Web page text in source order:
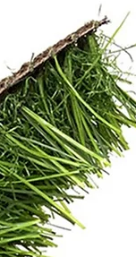
7 ימי עסקים אלא אם סוכם
לתקנון אם
תחכה מחוץ
של שקי תערובת
נחל בתוספת תשלום
קשר טלפוני לתיאום.
ליום אחרי בתיאום
כפר סבא. *לא ניתן
ספציפית של השליח!
יום המשלוח שלך
שעות מצומצם להגעה
ההחזרות? הצמח